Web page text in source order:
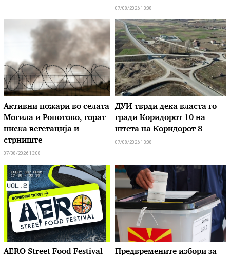
07/08/2026 13:08
Активни пожари во селата
Могила и Ропотово, горат
ниска вегетација и
стрниште
07/08/2026 13:08
ДУИ тврди дека власта го
гради Коридорот 10 на
штета на Коридорот 8
07/08/2026 13:08
AERO Street Food Festival
Предвремените избори за